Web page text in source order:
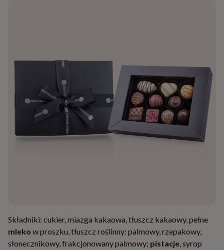
Składniki: cukier, miazga kakaowa, tłuszcz kakaowy, pełne
mleko w proszku, tłuszcz roślinny: palmowy, rzepakowy,
słonecznikowy, frakcjonowany palmowy; pistacje, syrop